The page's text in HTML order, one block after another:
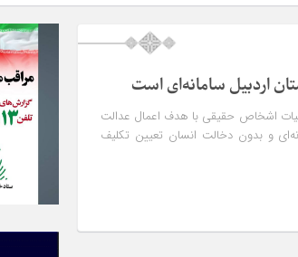
گفت: ۸۰ درصد پرونده‌های مالیات اشخاص حقیقی با هدف اعمال عدالت
و بدون دخالت انسان تعیین تکلیف